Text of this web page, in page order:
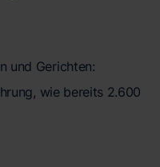
und Gerichten:
wie bereits 2.600